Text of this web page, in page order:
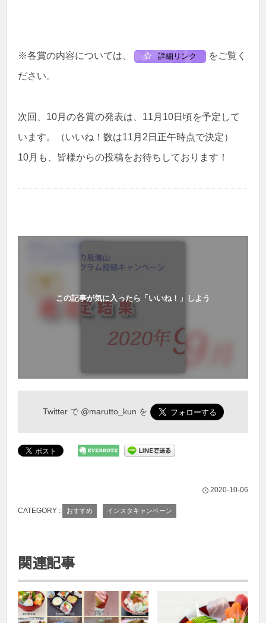
※各賞の内容については、 詳細リンク
をご覧く
ださい。
次回、10月の各賞の発表は、11月10日頃を予定して
います。（いいね！数は11月2日正午時点で決定）
10月も、皆様からの投稿をお待ちしております！
この記事が気に入ったら「いいね！」しよう
Twitter で @marutto_kun を
2020-10-06
CATEGORY : おすすめ インスタキャンペーン
関連記事